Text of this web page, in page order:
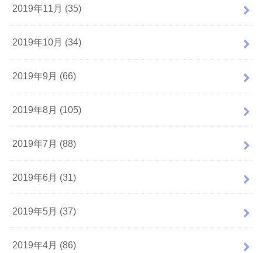
2019年11月 (35)
2019年10月 (34)
2019年9月 (66)
2019年8月 (105)
2019年7月 (88)
2019年6月 (31)
2019年5月 (37)
2019年4月 (86)